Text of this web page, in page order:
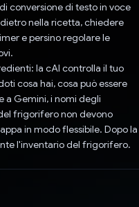
conversione di testo in voce
nella ricetta, chiedere
e persino regolare le
la cAI controlla il tuo
cosa hai, cosa può essere
a Gemini, i nomi degli
frigorifero non devono
in modo flessibile. Dopo la
l'inventario del frigorifero.